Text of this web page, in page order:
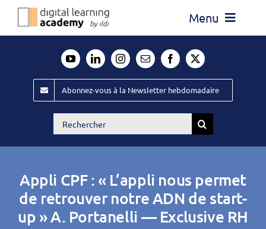
Passer
Menu
Évènements ILDI
Offres d’emploi
Publiez
Contact
Abonnez-vous à la Newsletter hebdomadaire
Rechercher:
Appli CPF : « L’appli nous permet
de retrouver notre ADN de start-
up » A. Portanelli — Exclusive RH